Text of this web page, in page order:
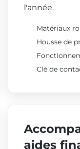
l'année.
Matériaux
Housse de
Clé de
aides